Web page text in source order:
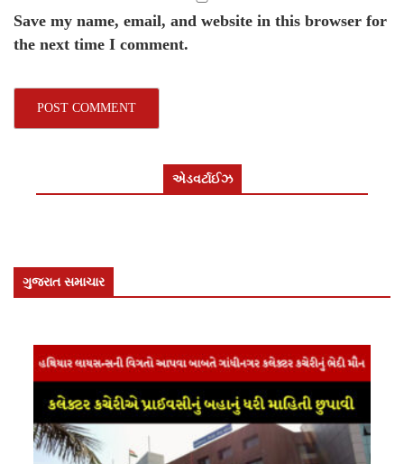
Save my name, email, and website in this browser for
the next time I comment.
એડવર્ટાઈઝ
ગુજરાત સમાચાર